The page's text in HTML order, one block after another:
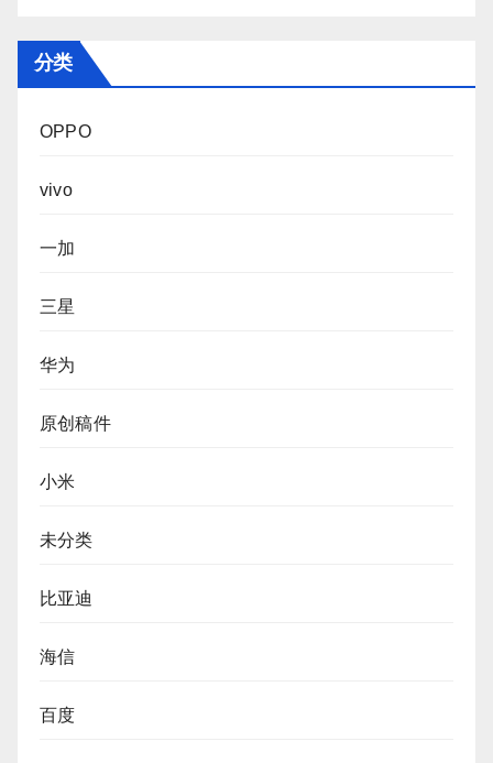
分类
OPPO
vivo
一加
三星
华为
原创稿件
小米
未分类
比亚迪
海信
百度